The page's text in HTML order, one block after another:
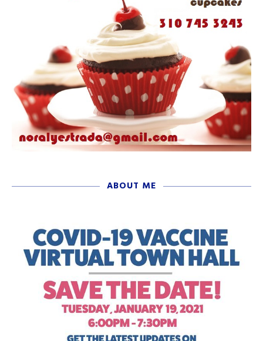
ABOUT ME